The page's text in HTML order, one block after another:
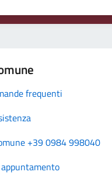
frequenti
+39 0984 998040